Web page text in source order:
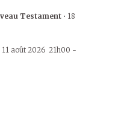
Testament • 18
11 août 2026 21h00 -